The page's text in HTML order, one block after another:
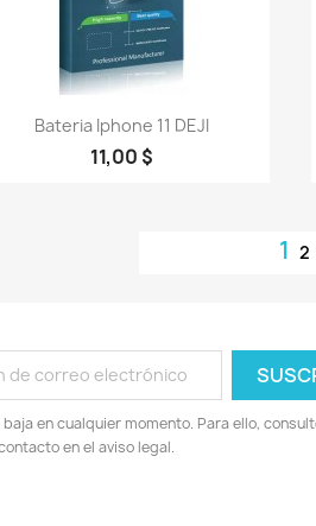
Vista rápida
Bateria Iphone 11 DEJI
11,00 $
1
en cualquier momento. Para ello,
en el aviso legal.